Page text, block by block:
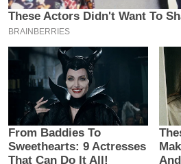
I
P
L
2
0
6
क्रा
इ